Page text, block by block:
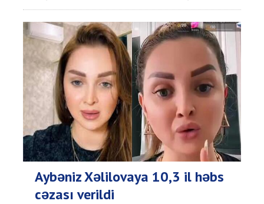
Aybəniz Xəlilovaya 10,3 il həbs
cəzası verildi